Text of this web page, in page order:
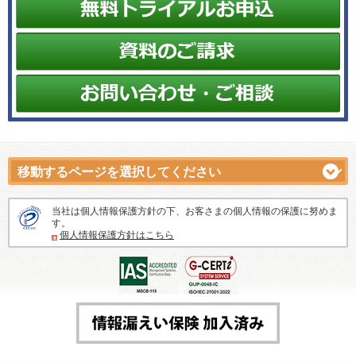
【個人情報の開示等について】
弊社が保有する貴殿の個人情報について、利用目的の通知・開
示・訂正・削除、利用の拒否を請求することができます。請求さ
れる場合は、下記連絡先にご連絡をお願いいたします。速やかに
対応いたします。なお、本手続きにあたり、貴殿が本人であるこ
とを確認させて頂くことがあります。
株式会社ジィ・ディー・エル
代表取締役 田辺 顕
個人情報保護管理者 田辺 顕
お客様相談窓口 情報システム部門 田辺 顕
tel：047-368-7769
Mail：info@gdl-j.co.jp
当社は個人情報保護方針の下、お客さまの個人情報の保護に努めま
す。
個人情報保護方針はこちら